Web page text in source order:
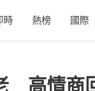
時 熱榜 國際
高情